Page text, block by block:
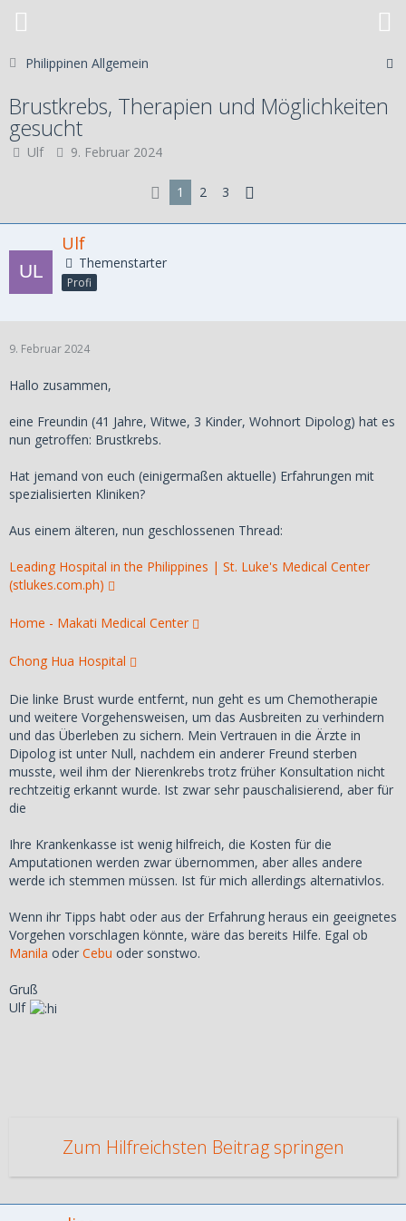
Philippinen Allgemein
Brustkrebs, Therapien und Möglichkeiten
gesucht
Ulf 9. Februar 2024
1 2 3
Ulf
Themenstarter
Profi
9. Februar 2024
Hallo zusammen,
eine Freundin (41 Jahre, Witwe, 3 Kinder, Wohnort Dipolog) hat es
nun getroffen: Brustkrebs.
Hat jemand von euch (einigermaßen aktuelle) Erfahrungen mit
spezialisierten Kliniken?
Aus einem älteren, nun geschlossenen Thread:
Leading Hospital in the Philippines | St. Luke's Medical Center
(stlukes.com.ph)
Home - Makati Medical Center
Chong Hua Hospital
Die linke Brust wurde entfernt, nun geht es um Chemotherapie
und weitere Vorgehensweisen, um das Ausbreiten zu verhindern
und das Überleben zu sichern. Mein Vertrauen in die Ärzte in
Dipolog ist unter Null, nachdem ein anderer Freund sterben
musste, weil ihm der Nierenkrebs trotz früher Konsultation nicht
rechtzeitig erkannt wurde. Ist zwar sehr pauschalisierend, aber für
die
Ihre Krankenkasse ist wenig hilfreich, die Kosten für die
Amputationen werden zwar übernommen, aber alles andere
werde ich stemmen müssen. Ist für mich allerdings alternativlos.
Wenn ihr Tipps habt oder aus der Erfahrung heraus ein geeignetes
Vorgehen vorschlagen könnte, wäre das bereits Hilfe. Egal ob
Manila oder Cebu oder sonstwo.
Gruß
Ulf
Zum Hilfreichsten Beitrag springen